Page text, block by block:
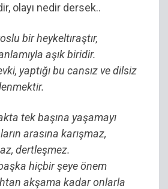
olayı nedir dersek..
bir heykeltıraştır,
aşık biridir.
yaptığı bu cansız ve dilsiz
tek başına yaşamayı
arasına karışmaz,
dertleşmez.
hiçbir şeye önem
akşama kadar onlarla